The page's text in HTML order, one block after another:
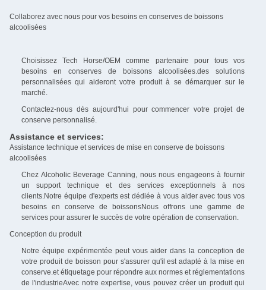
Collaborez avec nous pour vos besoins en conserves de boissons
alcoolisées
Choisissez Tech Horse/OEM comme partenaire pour tous vos
besoins en conserves de boissons alcoolisées.des solutions
personnalisées qui aideront votre produit à se démarquer sur le
marché.
Contactez-nous dès aujourd'hui pour commencer votre projet de
conserve personnalisé.
Assistance et services:
Assistance technique et services de mise en conserve de boissons
alcoolisées
Chez Alcoholic Beverage Canning, nous nous engageons à fournir
un support technique et des services exceptionnels à nos
clients.Notre équipe d'experts est dédiée à vous aider avec tous vos
besoins en conserve de boissonsNous offrons une gamme de
services pour assurer le succès de votre opération de conservation.
Conception du produit
Notre équipe expérimentée peut vous aider dans la conception de
votre produit de boisson pour s'assurer qu'il est adapté à la mise en
conserve.et étiquetage pour répondre aux normes et réglementations
de l'industrieAvec notre expertise, vous pouvez créer un produit qui